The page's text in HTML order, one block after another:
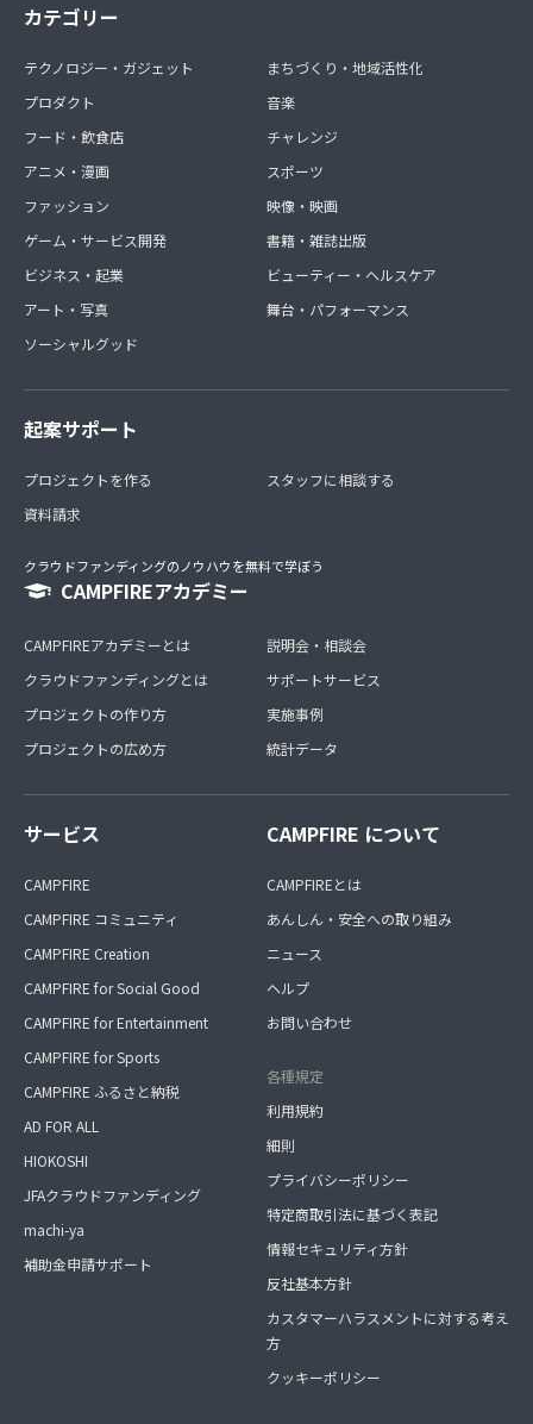
カテゴリー
テクノロジー・ガジェット
プロダクト
フード・飲食店
アニメ・漫画
ファッション
ゲーム・サービス開発
ビジネス・起業
アート・写真
ソーシャルグッド
まちづくり・地域活性化
音楽
チャレンジ
スポーツ
映像・映画
書籍・雑誌出版
ビューティー・ヘルスケア
舞台・パフォーマンス
起案サポート
プロジェクトを作る
資料請求
スタッフに相談する
クラウドファンディングのノウハウを無料で学ぼう
CAMPFIREアカデミー
CAMPFIREアカデミーとは
クラウドファンディングとは
プロジェクトの作り方
プロジェクトの広め方
説明会・相談会
サポートサービス
実施事例
統計データ
サービス
CAMPFIRE
CAMPFIRE コミュニティ
CAMPFIRE Creation
CAMPFIRE for Social Good
CAMPFIRE for Entertainment
CAMPFIRE for Sports
CAMPFIRE ふるさと納税
AD FOR ALL
HIOKOSHI
JFAクラウドファンディング
machi-ya
補助金申請サポート
CAMPFIRE について
CAMPFIREとは
あんしん・安全への取り組み
ニュース
ヘルプ
お問い合わせ
各種規定
利用規約
細則
プライバシーポリシー
特定商取引法に基づく表記
情報セキュリティ方針
反社基本方針
カスタマーハラスメントに対する考え
方
クッキーポリシー